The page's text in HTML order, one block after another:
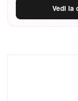
Vedi la